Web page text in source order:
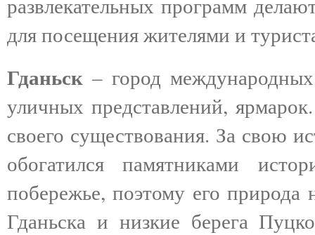
для посещения жителями и
Гданьск– город
уличных представлений,
своего существования. За свою
обогатился памятниками
побережье, поэтому его
Гданьска и низкие берега